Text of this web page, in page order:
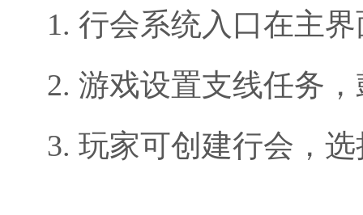
1. 行会系统入口在主
2. 游戏设置支线任务
3. 玩家可创建行会，